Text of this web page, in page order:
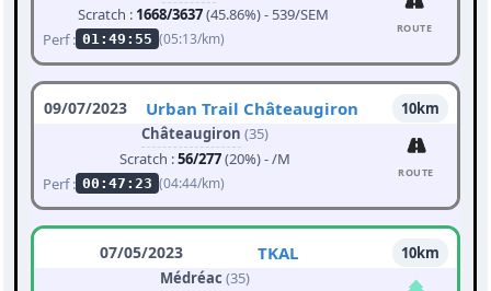
Scratch : 1668/3637(45.86%) - 539/SEM
Perf : 01:49:55 (05:13/km)
ROUTE
09/07/2023 Urban Trail Châteaugiron
10km
Châteaugiron (35)
Scratch :56/277(20%) - /M
Perf : 00:47:23 (04:44/km)
ROUTE
07/05/2023 TKAL
10km
Médréac (35)